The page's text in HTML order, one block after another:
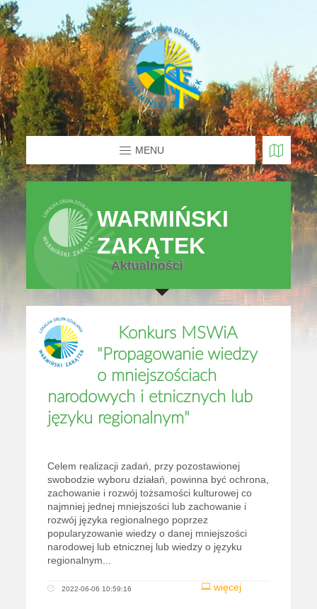
MENU
WARMIŃSKI
ZAKĄTEK
Aktualności
Konkurs MSWiA
"Propagowanie wiedzy
o mniejszościach
narodowych i etnicznych lub
języku regionalnym"
Celem realizacji zadań, przy pozostawionej
swobodzie wyboru działań, powinna być ochrona,
zachowanie i rozwój tożsamości kulturowej co
najmniej jednej mniejszości lub zachowanie i
rozwój języka regionalnego poprzez
popularyzowanie wiedzy o danej mniejszości
narodowej lub etnicznej lub wiedzy o języku
regionalnym...
więcej
2022-06-06 10:59:16